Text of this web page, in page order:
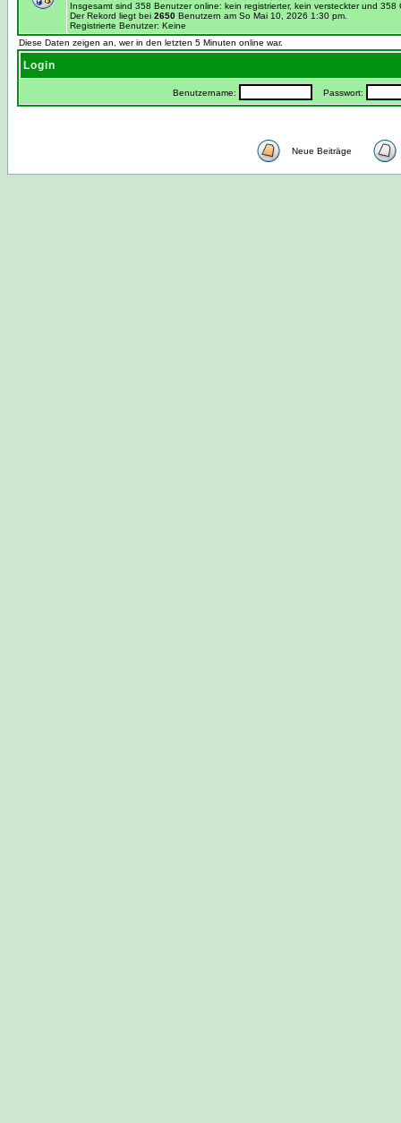
Insgesamt sind 358 Benutzer online: kein registrierter, kein versteckter und
Der Rekord liegt bei 2650 Benutzern am So Mai 10, 2026 1:30 pm.
Registrierte Benutzer: Keine
Diese Daten zeigen an, wer in den letzten 5 Minuten online war.
Login
Benutzername: Passwort:
Neue Beiträge